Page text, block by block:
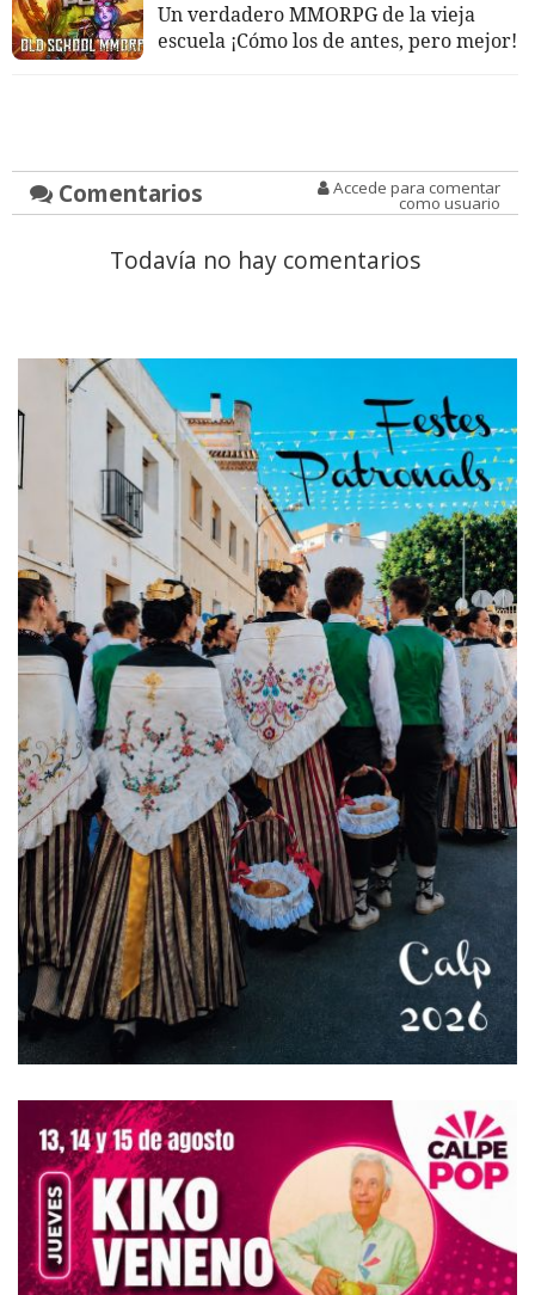
Un verdadero MMORPG de la vieja
escuela ¡Cómo los de antes, pero mejor!
Comentarios Accede para comentar
como usuario
Todavía no hay comentarios